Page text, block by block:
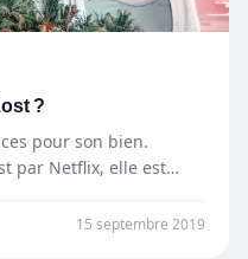
?
pour son bien.
par Netflix, elle est
15 septembre 2019